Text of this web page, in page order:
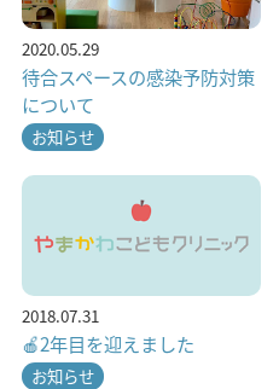
2020.05.29
待合スペースの感染予防対策
について
お知らせ
2018.07.31
🍎2年目を迎えました
お知らせ